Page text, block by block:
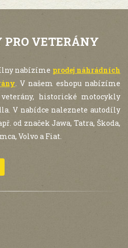
VETERÁNY
nabízíme prodej náhrádních
. V našem eshopu nabízíme
historické motocykly
V nabídce naleznete autodíly
od značek Jawa, Tatra, Škoda,
Volvo a Fiat.